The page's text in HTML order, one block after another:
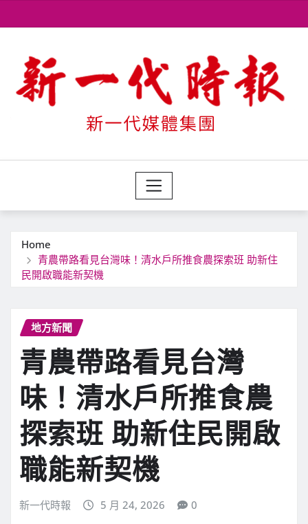
to
Home
青農帶路看見台灣味！清水戶所推食農探索班 助新住
民開啟職能新契機
地方新聞
青農帶路看見台灣
味！清水戶所推食農
探索班 助新住民開啟
職能新契機
新一代時報 5 月 24, 2026 0